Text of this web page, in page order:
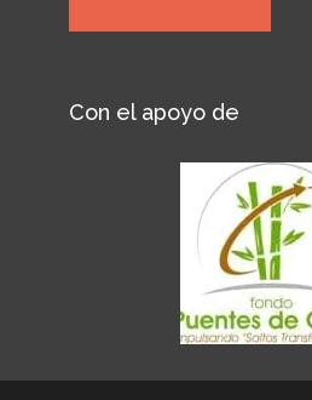
Con el apoyo de